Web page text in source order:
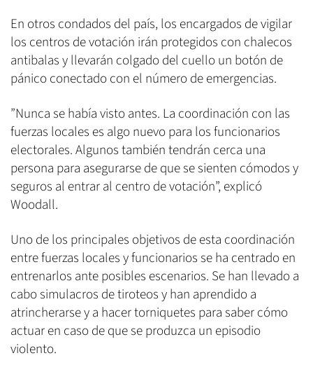
En otros condados del país, los encargados de vigilar
los centros de votación irán protegidos con chalecos
antibalas y llevarán colgado del cuello un botón de
pánico conectado con el número de emergencias.
”Nunca se había visto antes. La coordinación con las
fuerzas locales es algo nuevo para los funcionarios
electorales. Algunos también tendrán cerca una
persona para asegurarse de que se sienten cómodos y
seguros al entrar al centro de votación”, explicó
Woodall.
Uno de los principales objetivos de esta coordinación
entre fuerzas locales y funcionarios se ha centrado en
entrenarlos ante posibles escenarios. Se han llevado a
cabo simulacros de tiroteos y han aprendido a
atrincherarse y a hacer torniquetes para saber cómo
actuar en caso de que se produzca un episodio
violento.